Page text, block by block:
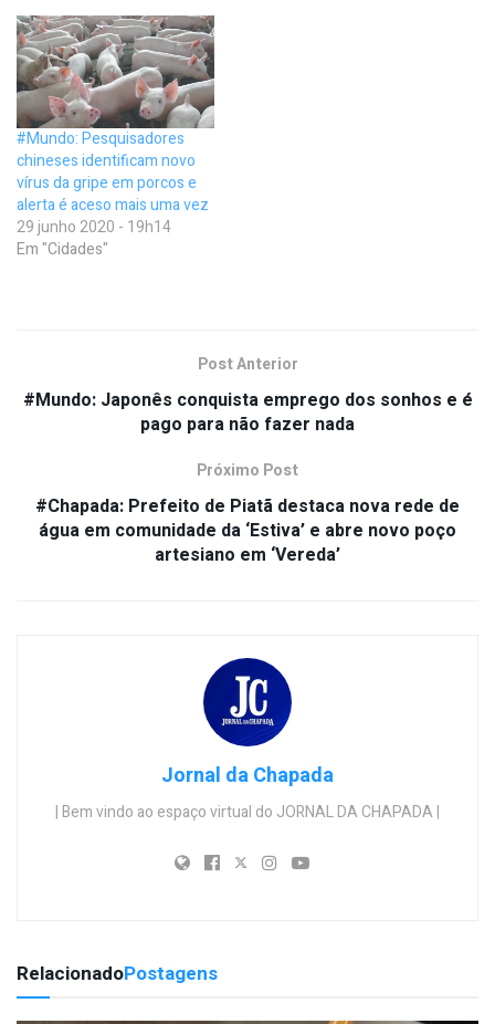
#Mundo: Pesquisadores
chineses identificam novo
vírus da gripe em porcos e
alerta é aceso mais uma vez
29 junho 2020 - 19h14
Em "Cidades"
Post Anterior
#Mundo: Japonês conquista emprego dos sonhos e é
pago para não fazer nada
Próximo Post
#Chapada: Prefeito de Piatã destaca nova rede de
água em comunidade da ‘Estiva’ e abre novo poço
artesiano em ‘Vereda’
Jornal da Chapada
| Bem vindo ao espaço virtual do JORNAL DA CHAPADA |
RelacionadoPostagens